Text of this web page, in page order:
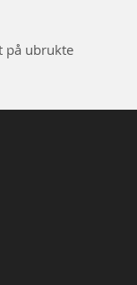
på ubrukte